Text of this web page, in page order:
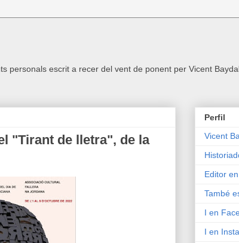
personals escrit a recer del vent de ponent per Vicent
"Tirant de lletra", de la
Perfil
Vicent
Editor
També
I en
I en